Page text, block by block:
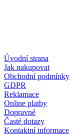
Úvodní strana
Jak nakupovat
Obchodní podmínky
GDPR
Reklamace
Online platby
Dopravné
Časté dotazy
Kontaktní informace